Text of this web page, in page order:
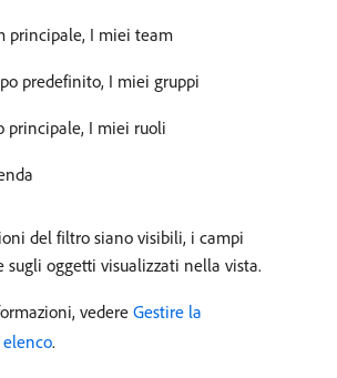
principale, I miei team
predefinito, I miei gruppi
principale, I miei ruoli
del filtro siano visibili, i campi
sugli oggetti visualizzati nella vista.
vedere Gestire la
.